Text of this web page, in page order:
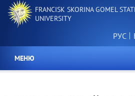
Skip
main
FRANCISK SKORINA GOMEL
UNIVERSITY
РУС
МЕНЮ